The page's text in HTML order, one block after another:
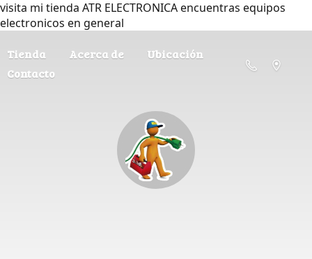
visita mi tienda ATR ELECTRONICA encuentras equipos
electronicos en general
Tienda Acerca de
Ubicación
Contacto